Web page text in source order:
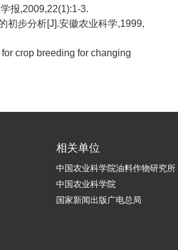
报,2009,22(1):1-3.
初步分析[J].安徽农业科学,1999,
crop breeding for changing
相关单位
中国农业科学院油料作物研究所
中国农业科学院
国家新闻出版广电总局